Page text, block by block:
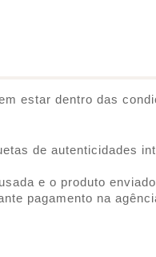
estar dentro das
de autenticidades
e o produto
pagamento na